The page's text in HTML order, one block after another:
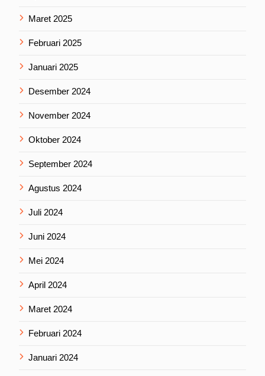
Maret 2025
Februari 2025
Januari 2025
Desember 2024
November 2024
Oktober 2024
September 2024
Agustus 2024
Juli 2024
Juni 2024
Mei 2024
April 2024
Maret 2024
Februari 2024
Januari 2024